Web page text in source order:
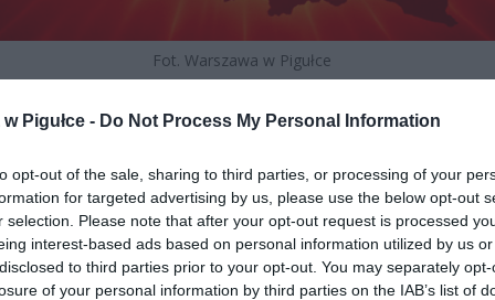
Pigułce - Do Not Process My Personal Information
opt-out of the sale, sharing to third parties, or processing of your
for targeted advertising by us, please use the below opt-out
selection. Please note that after your opt-out request is processed
interest-based ads based on personal information utilized by us
to third parties prior to your opt-out. You may separately
of your personal information by third parties on the IAB’s list of
Fot. Warszawa w Pigułce
wypłat świadczenia rodzinnego funkcjonuje w oparciu o dziesięć
miesięcznych, które zostały ustalone przez Zakład
oraz płynność finansową całego systemu. Te terminy
siódmy, dziewiąty, dwunasty, czternasty, szesnasty,
oraz dwudziesty drugi dzień każdego miesiąca
nie mają możliwości wpływania na przydzielony im